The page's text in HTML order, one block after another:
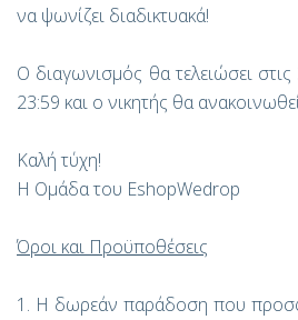
να ψωνίζει διαδικτυακά!
Ο διαγωνισμός θα τελειώσει
23:59 και ο νικητής θα
Καλή τύχη!
Η Ομάδα του EshopWedrop
Όροι και Προϋποθέσεις
1. Η δωρεάν παράδοση που